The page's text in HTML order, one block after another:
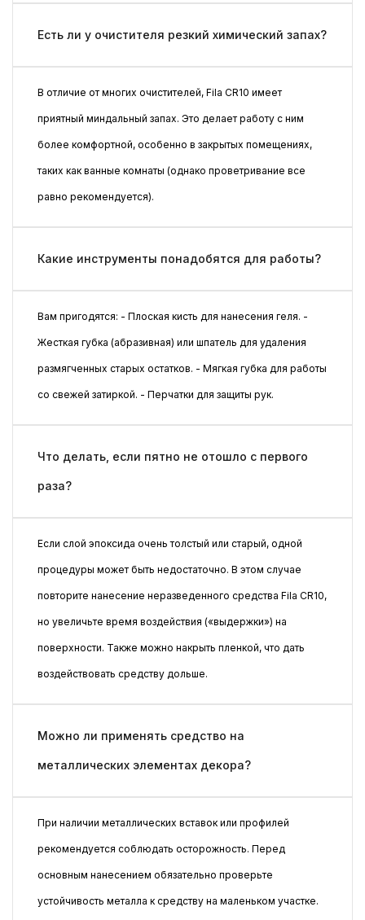
Есть ли у очистителя резкий химический запах?
В отличие от многих очистителей, Fila CR10 имеет
приятный миндальный запах. Это делает работу с ним
более комфортной, особенно в закрытых помещениях,
таких как ванные комнаты (однако проветривание все
равно рекомендуется).
Какие инструменты понадобятся для работы?
Вам пригодятся: - Плоская кисть для нанесения геля. -
Жесткая губка (абразивная) или шпатель для удаления
размягченных старых остатков. - Мягкая губка для работы
со свежей затиркой. - Перчатки для защиты рук.
Что делать, если пятно не отошло с первого
раза?
Если слой эпоксида очень толстый или старый, одной
процедуры может быть недостаточно. В этом случае
повторите нанесение неразведенного средства Fila CR10,
но увеличьте время воздействия («выдержки») на
поверхности. Также можно накрыть пленкой, что дать
воздействовать средству дольше.
Можно ли применять средство на
металлических элементах декора?
При наличии металлических вставок или профилей
рекомендуется соблюдать осторожность. Перед
основным нанесением обязательно проверьте
устойчивость металла к средству на маленьком участке.